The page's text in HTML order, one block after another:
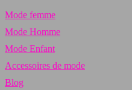
Mode femme
Mode Homme
Mode Enfant
Accessoires de mode
Blog